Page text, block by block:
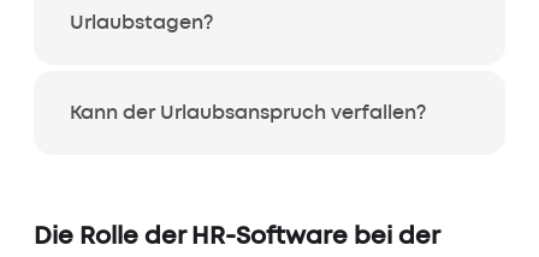
Urlaubstagen?
Kann der Urlaubsanspruch verfallen?
Die Rolle der HR-Software bei der